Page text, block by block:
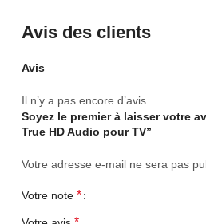
Avis des clients
Avis
Il n’y a pas encore d’avis.
Soyez le premier à laisser votre
True HD Audio pour TV”
Votre adresse e-mail ne sera pas
Votre note *